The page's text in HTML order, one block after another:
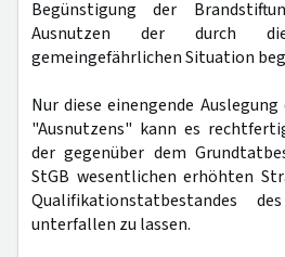
Begünstigung der
Ausnutzen der durch
gemeingefährlichen Situation
Nur diese einengende Auslegung
"Ausnutzens" kann es
der gegenüber dem
StGB wesentlichen erhöhten
Qualifikationstatbestandes
unterfallen zu lassen.